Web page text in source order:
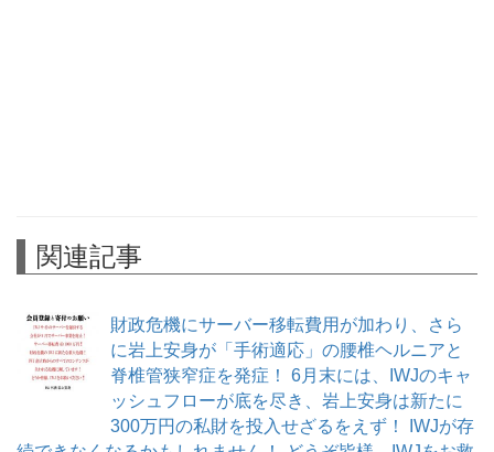
関連記事
財政危機にサーバー移転費用が加わり、さら
に岩上安身が「手術適応」の腰椎ヘルニアと
脊椎管狭窄症を発症！ 6月末には、IWJのキャ
ッシュフローが底を尽き、岩上安身は新たに
300万円の私財を投入せざるをえず！ IWJが存